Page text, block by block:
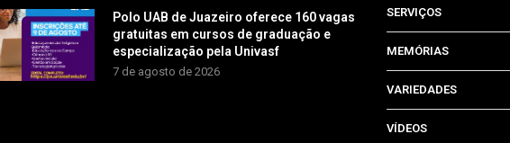
Polo UAB de Juazeiro oferece 160 vagas
gratuitas em cursos de graduação e
especialização pela Univasf
7 de agosto de 2026
SERVIÇOS
MEMÓRIAS
VARIEDADES
VÍDEOS